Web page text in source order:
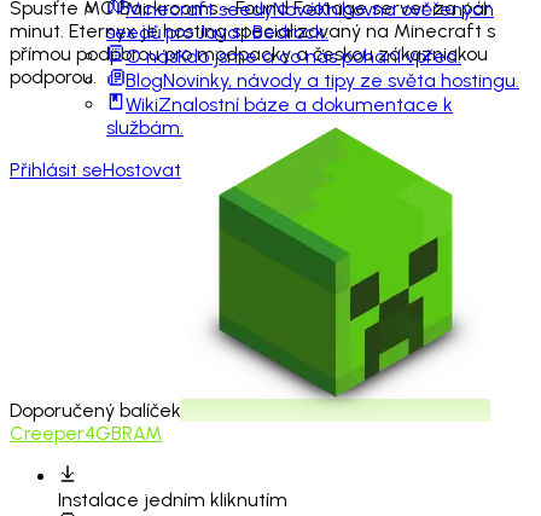
Minecraft seedyNovéKnihovna ověřených
seedů pro Java i Bedrock.
O násKdo jsme a co nás pohání vpřed.
BlogNovinky, návody a tipy ze světa hostingu.
WikiZnalostní báze a dokumentace k
službám.
Přihlásit seHostovat
Spusťte MC Backrooms - Found Footage server za pár
minut. Eternyx je hosting specializovaný na Minecraft s
přímou podporou pro modpacky a českou zákaznickou
podporou.
Doporučený balíček
Creeper4GBRAM
Instalace jedním kliknutím